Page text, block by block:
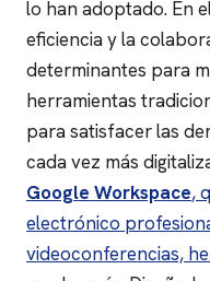
lo han adoptado. En
eficiencia y la
determinantes para
herramientas
para satisfacer las
cada vez más
Google Workspace,
electrónico
videoconferencias,